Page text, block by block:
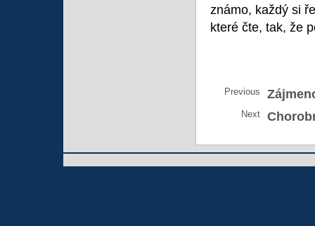
známo, každý si
které čte, tak, že
Previous
Next